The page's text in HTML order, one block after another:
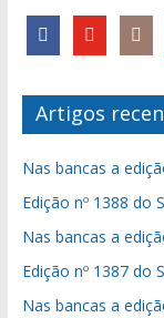
Artigos
Nas bancas a
Edição nº 1388 do
Nas bancas a
Edição nº 1387 do
Nas bancas a